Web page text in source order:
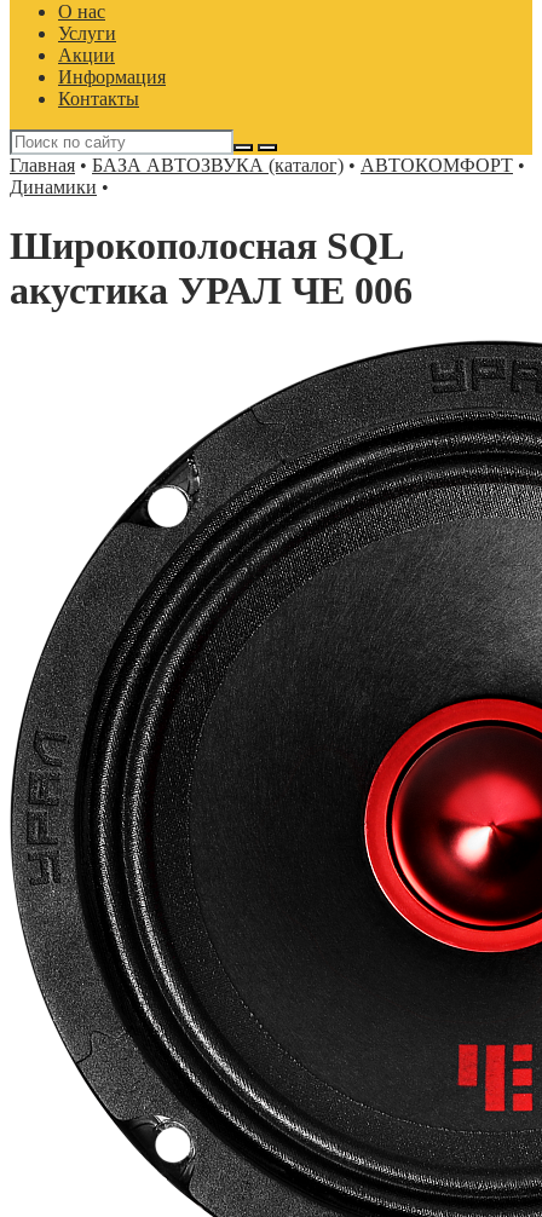
О нас
Услуги
Акции
Информация
Контакты
Главная • БАЗА АВТОЗВУКА (каталог) • АВТОКОМФОРТ •
Динамики •
Широкополосная SQL
акустика УРАЛ ЧЕ 006